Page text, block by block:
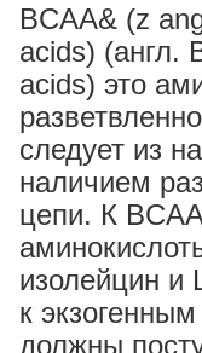
BCAA& (z
acids) (англ.
acids) это
следует из
наличием
цепи. К
изолейцин и
к
должны